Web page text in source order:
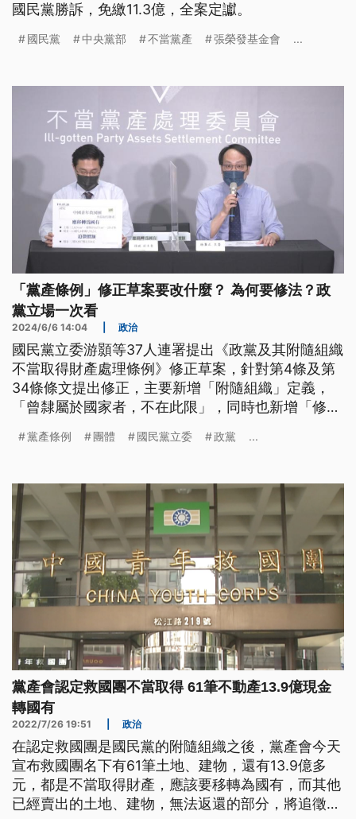
國民黨勝訴，免繳11.3億，全案定讞。
國民黨 中央黨部 不當黨產 張榮發基金會 ...
「黨產條例」修正草案要改什麼？ 為何要修法？政
黨立場一次看
2024/6/6 14:04 政治
國民黨立委游顥等37人連署提出《政黨及其附隨組織
不當取得財產處理條例》修正草案，針對第4條及第
34條條文提出修正，主要新增「附隨組織」定義，
「曾隸屬於國家者，不在此限」，同時也新增「修正
政黨怎麼看？
黨產條例 團體 國民黨立委 政黨 ...
黨產會認定救國團不當取得 61筆不動產13.9億現金
轉國有
2022/7/26 19:51 政治
在認定救國團是國民黨的附隨組織之後，黨產會今天
宣布救國團名下有61筆土地、建物，還有13.9億多
元，都是不當取得財產，應該要移轉為國有，而其他
已經賣出的土地、建物，無法返還的部分，將追徵2